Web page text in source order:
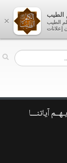
آياتنـــا
×
الطيب
الطيب
إعلانات